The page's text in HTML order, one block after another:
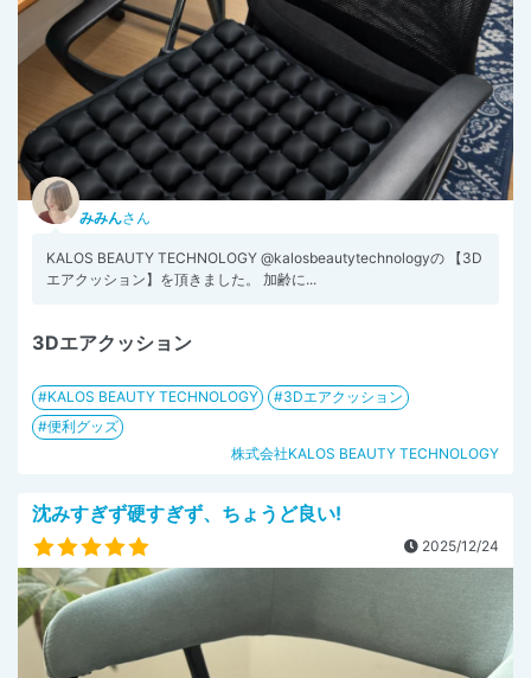
みみんさん
KALOS BEAUTY TECHNOLOGY @kalosbeautytechnologyの 【3D
エアクッション】を頂きました。 加齢に...
3Dエアクッション
KALOS BEAUTY TECHNOLOGY
3Dエアクッション
便利グッズ
株式会社KALOS BEAUTY TECHNOLOGY
沈みすぎず硬すぎず、ちょうど良い!
2025/12/24